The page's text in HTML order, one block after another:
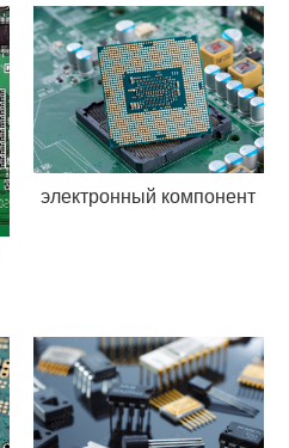
электронный компонент